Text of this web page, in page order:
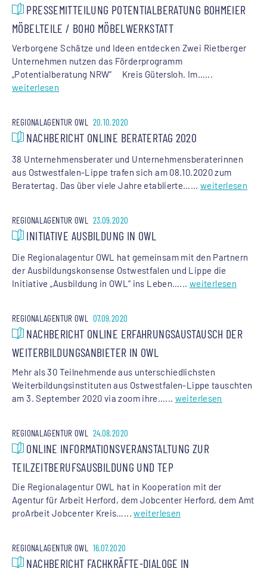
PRESSEMITTEILUNG POTENTIALBERATUNG BOHMEIER
MÖBELTEILE / BOHO MÖBELWERKSTATT
Verborgene Schätze und Ideen entdecken Zwei Rietberger
Unternehmen nutzen das Förderprogramm
„Potentialberatung NRW“ Kreis Gütersloh. Im…...
weiterlesen
REGIONALAGENTUR OWL 20.10.2020
NACHBERICHT ONLINE BERATERTAG 2020
38 Unternehmensberater und Unternehmensberaterinnen
aus Ostwestfalen-Lippe trafen sich am 08.10.2020 zum
Beratertag. Das über viele Jahre etablierte…... weiterlesen
REGIONALAGENTUR OWL 23.09.2020
INITIATIVE AUSBILDUNG IN OWL
Die Regionalagentur OWL hat gemeinsam mit den Partnern
der Ausbildungskonsense Ostwestfalen und Lippe die
Initiative „Ausbildung in OWL“ ins Leben…... weiterlesen
REGIONALAGENTUR OWL 07.09.2020
NACHBERICHT ONLINE ERFAHRUNGSAUSTAUSCH DER
WEITERBILDUNGSANBIETER IN OWL
Mehr als 30 Teilnehmende aus unterschiedlichsten
Weiterbildungsinstituten aus Ostwestfalen-Lippe tauschten
am 3. September 2020 via zoom ihre…...
weiterlesen
REGIONALAGENTUR OWL 24.08.2020
ONLINE INFORMATIONSVERANSTALTUNG ZUR
TEILZEITBERUFSAUSBILDUNG UND TEP
Die Regionalagentur OWL hat in Kooperation mit der
Agentur für Arbeit Herford, dem Jobcenter Herford, dem Amt
proArbeit Jobcenter Kreis…...
weiterlesen
REGIONALAGENTUR OWL 16.07.2020
NACHBERICHT FACHKRÄFTE-DIALOGE IN